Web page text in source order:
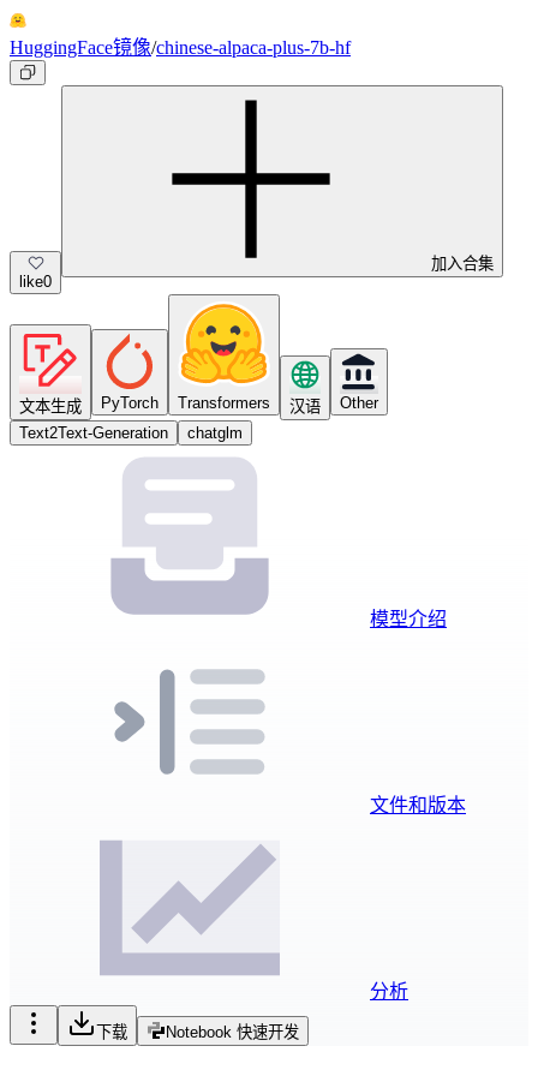
HuggingFace镜像/chinese-alpaca-plus-7b-hf
like0
加入合集
文本生成 PyTorch Transformers 汉语
Other
Text2Text-Generation
chatglm
模型介绍
文件和版本
分析
下载 Notebook 快速开发